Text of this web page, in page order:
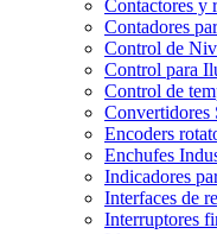
Contactores y
Contadores
Control de
Control para
Control de
Convertidores
Encoders
Enchufes
Indicadores
Interfaces de
Interruptores